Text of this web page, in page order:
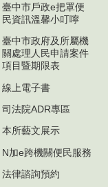
臺中市戶政e把罩便
民資訊溫馨小叮嚀
臺中市政府及所屬機
關處理人民申請案件
項目暨期限表
線上電子書
司法院ADR專區
本所藝文展示
N加e跨機關便民服務
法律諮詢預約